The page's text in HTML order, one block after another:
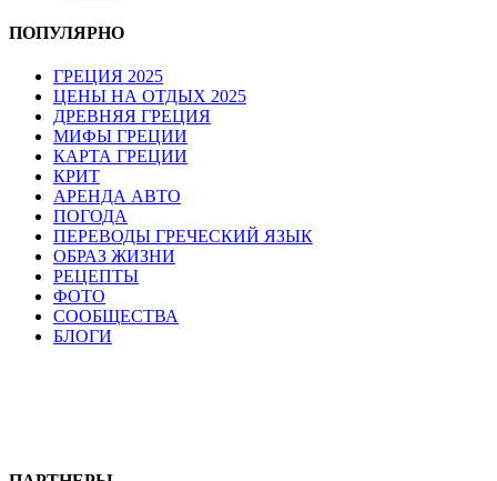
ПОПУЛЯРНО
ГРЕЦИЯ 2025
ЦЕНЫ НА ОТДЫХ 2025
ДРЕВНЯЯ ГРЕЦИЯ
МИФЫ ГРЕЦИИ
КАРТА ГРЕЦИИ
КРИТ
АРЕНДА АВТО
ПОГОДА
ПЕРЕВОДЫ ГРЕЧЕСКИЙ ЯЗЫК
ОБРАЗ ЖИЗНИ
РЕЦЕПТЫ
ФОТО
СООБЩЕСТВА
БЛОГИ